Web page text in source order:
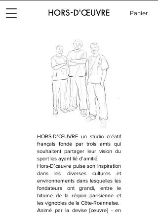
Panier
HORS-D’ŒUVRE un studio créatif
français fondé par trois amis qui
souhaitent partager leur vision du
sport les ayant lié d’amitié.
Hors-D’œuvre puise son inspiration
dans les diverses cultures et
environnements dans lesquelles les
fondateurs ont grandi, entre le
bitume de la région parisienne et
les vignobles de la Côte-Roannaise.
Animé par la devise [œuvre] - en